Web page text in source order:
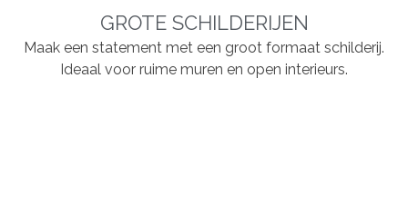
GROTE SCHILDERIJEN
Maak een statement met een groot formaat schilderij.
Ideaal voor ruime muren en open interieurs.